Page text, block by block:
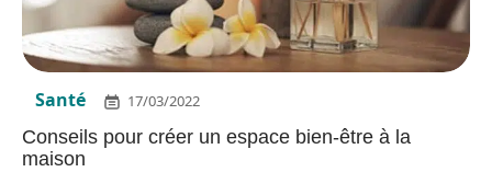
Santé 17/03/2022
Conseils pour créer un espace bien-être à la
maison